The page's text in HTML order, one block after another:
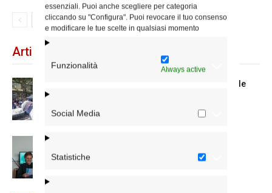
essenziali. Puoi anche scegliere per categoria
cliccando su "Configura". Puoi revocare il tuo consenso
e modificare le tue scelte in qualsiasi momento
Funzionalità Always active
Social Media
Statistiche
Articoli recenti
Spin Time: la dichiarazione del cardinale
dell’Istituto Paritario Sant’Apollinare